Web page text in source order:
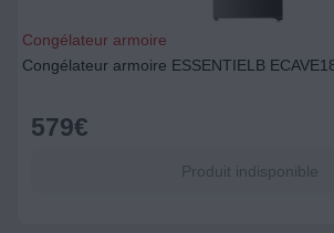
Congélateur armoire
Congélateur armoire ESSENTIELB
579€
Produit indisponible